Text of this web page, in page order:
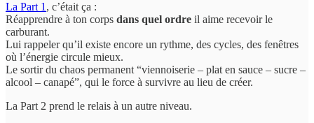
La Part 1 , c’était ça :
Réapprendre à ton corps dans quel ordre il aime recevoir le
carburant.
Lui rappeler qu’il existe encore un rythme, des cycles, des fenêtres
où l’énergie circule mieux.
Le sortir du chaos permanent “viennoiserie – plat en sauce – sucre –
alcool – canapé”, qui le force à survivre au lieu de créer.
La Part 2 prend le relais à un autre niveau.